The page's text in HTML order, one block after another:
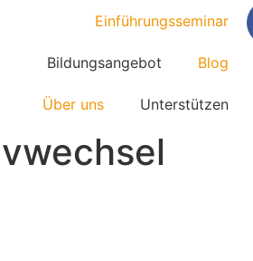
Einführungsseminar
Bildungsangebot Blog
Über uns Unterstützen